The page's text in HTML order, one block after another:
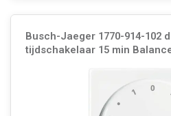
Busch-Jaeger 1770-914-102
tijdschakelaar 15 min